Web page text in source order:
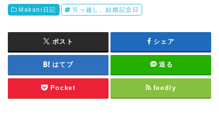
Makani日記 引っ越し、結婚記念日
ポスト シェア
はてブ 送る
Pocket feedly